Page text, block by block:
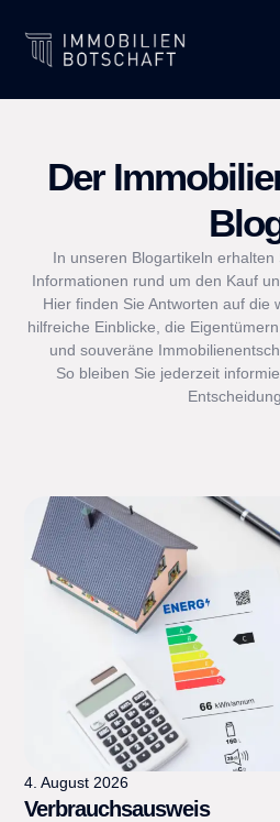
Der
In unseren Blogartikeln erhalten
Informationen rund um den Kauf
Hier finden Sie Antworten auf die
hilfreiche Einblicke, die
und souveräne
So bleiben Sie jederzeit
4. August 2026
Verbrauchsausweis